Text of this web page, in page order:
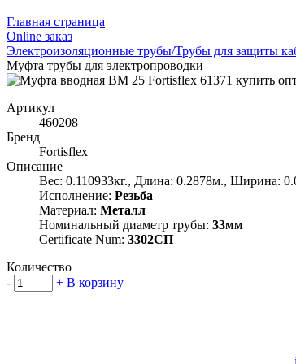
Главная страница
Оnline заказ
Электроизоляционные трубы/Трубы для защиты
Муфта трубы для электропроводки
Артикул
460208
Бренд
Fortisflex
Описание
Вес: 0.110933кг., Длина: 0.2878м., Ширина:
Исполнение: Резьба
Материал: Металл
Номинальный диаметр трубы: 33мм
Certificate Num: 3302СП
Количество
-
+ В корзину